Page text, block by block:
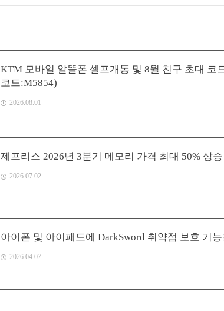
KTM 모바일 알뜰폰 셀프개통 및 8월 친구 초대 코
코드:M5854)
2026.08.01
제프리스 2026년 3분기 메모리 가격 최대 50% 상
2026.07.02
아이폰 및 아이패드에 DarkSword 취약점 보호 기
2026.04.07